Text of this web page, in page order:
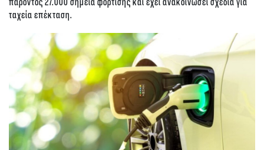
ταχεία επέκταση.